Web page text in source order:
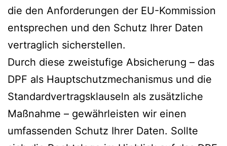
die den Anforderungen der EU-Kommission
entsprechen und den Schutz Ihrer Daten
vertraglich sicherstellen.
Durch diese zweistufige Absicherung – das
DPF als Hauptschutzmechanismus und die
Standardvertragsklauseln als zusätzliche
Maßnahme – gewährleisten wir einen
umfassenden Schutz Ihrer Daten. Sollte